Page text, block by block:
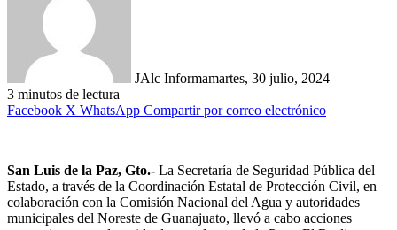
JAlc Informamartes, 30 julio, 2024
3 minutos de lectura
Facebook X WhatsApp Compartir por correo electrónico
San Luis de la Paz, Gto.- La Secretaría de Seguridad Pública del
Estado, a través de la Coordinación Estatal de Protección Civil, en
colaboración con la Comisión Nacional del Agua y autoridades
municipales del Noreste de Guanajuato, llevó a cabo acciones